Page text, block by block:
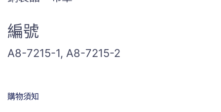
編號
A8-7215-1, A8-7215-2
購物須知